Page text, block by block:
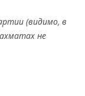
(видимо, в
не